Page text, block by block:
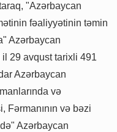
"Azərbaycan
fəaliyyətinin təmin
Azərbaycan
29 avqust tarixli 491
Azərbaycan
və
Fərmanının və bəzi
Azərbaycan